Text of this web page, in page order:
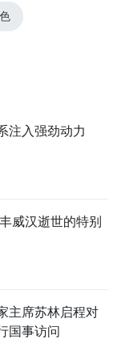
注入强劲动力
威汉逝世的特别
主席苏林启程对
国事访问